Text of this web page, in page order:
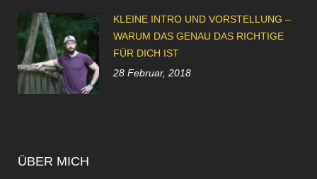
KLEINE INTRO UND VORSTELLUNG –
WARUM DAS GENAU DAS RICHTIGE
FÜR DICH IST
28 Februar, 2018
ÜBER MICH